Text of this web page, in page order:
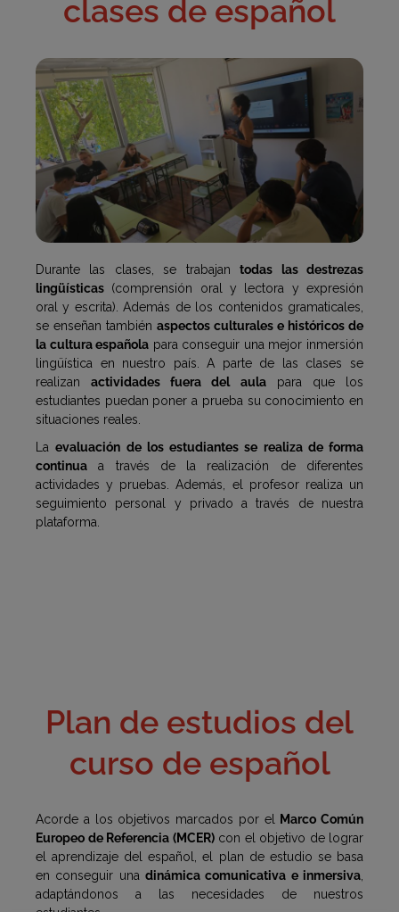
clases de español
Durante las clases, se trabajantodas las destrezas
lingüísticas (comprensión oral y lectora y expresión
oral y escrita). Además de los contenidos gramaticales,
se enseñan también aspectos culturales e históricos de
la cultura española para conseguir una mejor inmersión
lingüística en nuestro país. A parte de las clases se
realizanactividades fuera del aulapara que los
estudiantes puedan poner a prueba su conocimiento en
situaciones reales.
Laevaluación de los estudiantes se realiza de forma
continua a través de la realización de diferentes
actividades y pruebas. Además, el profesor realiza un
seguimiento personal y privado a través de nuestra
plataforma.
Plan de estudios del
curso de español
Acorde a los objetivos marcados por el
Marco Común
Europeo de Referencia (MCER)con el objetivo de lograr
el aprendizaje del español, el plan de estudio se basa
en conseguir una dinámica comunicativa e inmersiva
adaptándonos a las necesidades de nuestros